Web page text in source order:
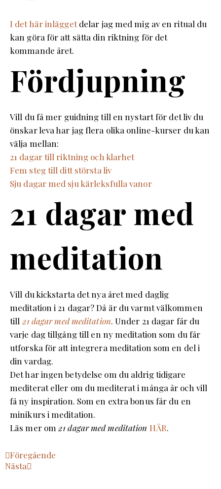
I det här inläggetdelar jag med mig av en ritual du
kan göra för att sätta din riktning för det
kommande året.
Fördjupning
Vill du få mer guidning till en nystart för det liv du
önskar leva har jag flera olika online-kurser du kan
välja mellan:
21 dagar till riktning och klarhet
Fem steg till ditt största liv
Sju dagar med sju kärleksfulla vanor
21 dagar med
meditation
Vill du kickstarta det nya året med daglig
meditation i 21 dagar? Då är du varmt välkommen
till 21 dagarmed meditation. Under 21 dagar får du
varje dag tillgång till en ny meditation som du får
utforska för att integrera meditation som en del i
din vardag.
Det har ingen betydelse om du aldrig tidigare
mediterat eller om du mediterat i många år och vill
få ny inspiration. Som en extra bonus får du en
minikurs i meditation.
Läs mer om 21 dagar med meditation HÄR.
Föregående
Nästa